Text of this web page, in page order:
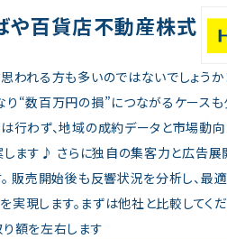
百貨店不動産株式
われる方も多いのではないでしょうか
“数百万円の損”につながるケースも
行わず、地域の成約データと市場動
ます♪ さらに独自の集客力と広告展
販売開始後も反響状況を分析し、最
を実現します。まずは他社と比較してく
額を左右します